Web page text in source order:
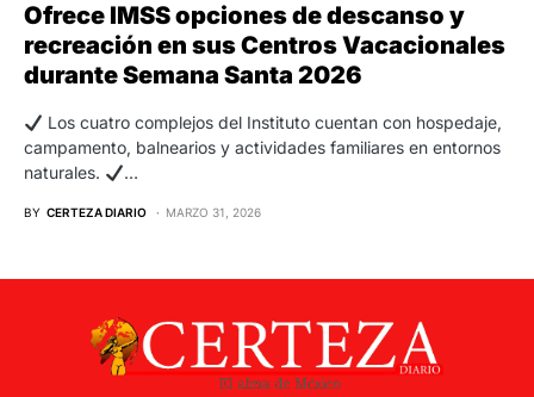
Ofrece IMSS opciones de descanso y
recreación en sus Centros Vacacionales
durante Semana Santa 2026
Los cuatro complejos del Instituto cuentan con hospedaje,
campamento, balnearios y actividades familiares en entornos
naturales.
…
BY CERTEZA DIARIO MARZO 31, 2026